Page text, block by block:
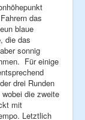
das
blaue
, die das
sonnig
Für einige
drei Runden
die zweite
mit
Letztlich